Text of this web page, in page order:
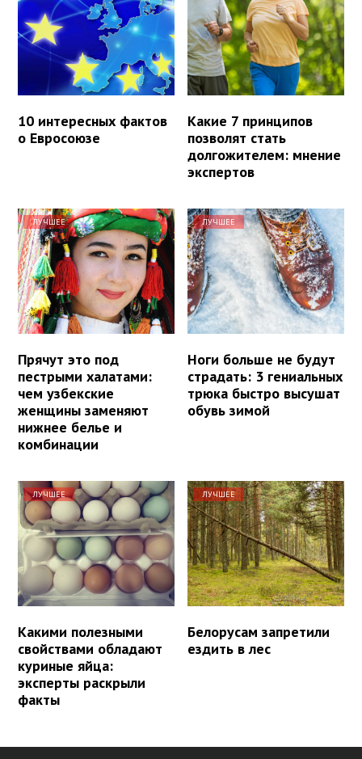
10 интересных фактов
о Евросоюзе
Какие 7 принципов
позволят стать
долгожителем: мнение
экспертов
ЛУЧШЕЕ
Прячут это под
пестрыми халатами:
чем узбекские
женщины заменяют
нижнее белье и
комбинации
ЛУЧШЕЕ
Ноги больше не будут
страдать: 3 гениальных
трюка быстро высушат
обувь зимой
ЛУЧШЕЕ
Какими полезными
свойствами обладают
куриные яйца:
эксперты раскрыли
факты
ЛУЧШЕЕ
Белорусам запретили
ездить в лес